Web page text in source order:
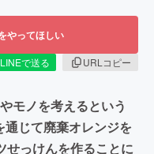
やってほしい
LINEで送る
URLコピー
モノを考えるという
じて廃棄オレンジを
せっけんを作ることに